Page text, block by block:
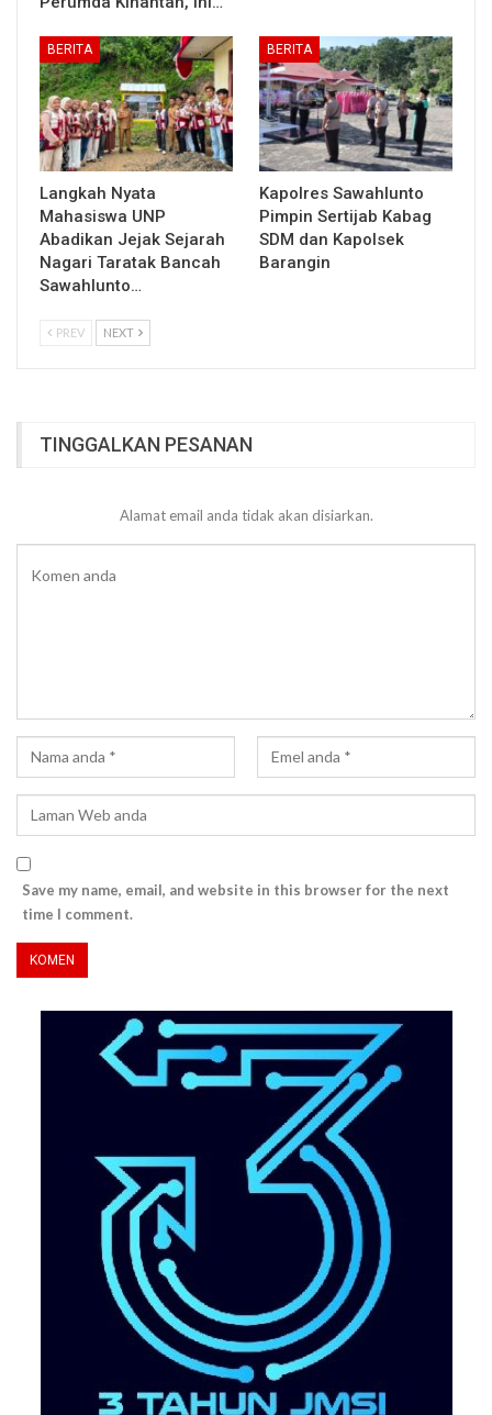
BERITA
Langkah Nyata
Mahasiswa UNP
Abadikan Jejak Sejarah
Nagari Taratak Bancah
Sawahlunto…
BERITA
Kapolres Sawahlunto
Pimpin Sertijab Kabag
SDM dan Kapolsek
Barangin
PREV NEXT
TINGGALKAN PESANAN
Alamat email anda tidak akan disiarkan.
Save my name, email, and website in this browser for the next
time I comment.